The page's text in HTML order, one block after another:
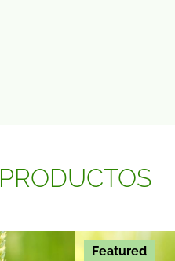
PRODUCTOS
Featured